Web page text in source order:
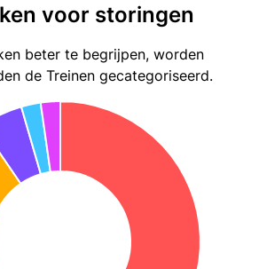
voor storingen
beter te begrijpen, worden
de Treinen gecategoriseerd.